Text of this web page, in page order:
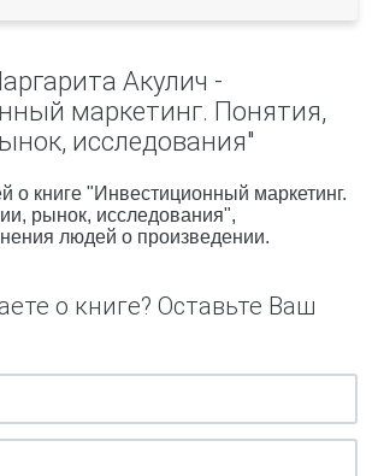
Акулич -
маркетинг. Понятия,
исследования"
о книге "Инвестиционный маркетинг.
рынок, исследования",
людей о произведении.
о книге? Оставьте Ваш